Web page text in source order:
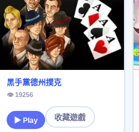
黑手黨德州撲克
👁 19256
▶ Play 收藏遊戲